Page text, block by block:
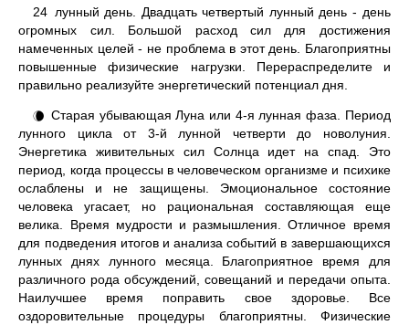
24
лунный день. Двадцать четвертый лунный день - день
огромных сил. Большой расход сил для достижения
намеченных целей - не проблема в этот день. Благоприятны
повышенные физические нагрузки. Перераспределите и
правильно реализуйте энергетический потенциал дня.
🌘 Старая убывающая Луна или 4-я лунная фаза. Период
лунного цикла от 3-й лунной четверти до новолуния.
Энергетика живительных сил Солнца идет на спад. Это
период, когда процессы в человеческом организме и психике
ослаблены и не защищены. Эмоциональное состояние
человека угасает, но рациональная составляющая еще
велика. Время мудрости и размышления. Отличное время
для подведения итогов и анализа событий в завершающихся
лунных днях лунного месяца. Благоприятное время для
различного рода обсуждений, совещаний и передачи опыта.
Наилучшее время поправить свое здоровье. Все
оздоровительные процедуры благоприятны. Физические